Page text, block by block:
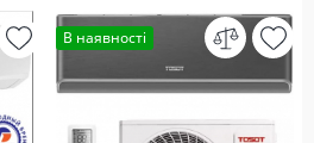
В наявності